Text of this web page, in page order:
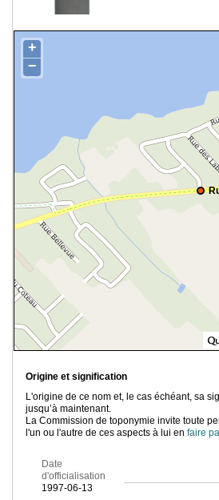
+
−
Origine et signification
L'origine de ce nom et, le cas échéant, sa
jusqu’à maintenant.
La Commission de toponymie invite toute
l'un ou l'autre de ces aspects à lui en faire
Date
d'officialisation
1997-06-13